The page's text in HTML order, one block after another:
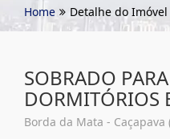
Home Detalhe do Imóvel
SOBRADO
DORMITÓRIOS
Borda da Mata - Caçapava